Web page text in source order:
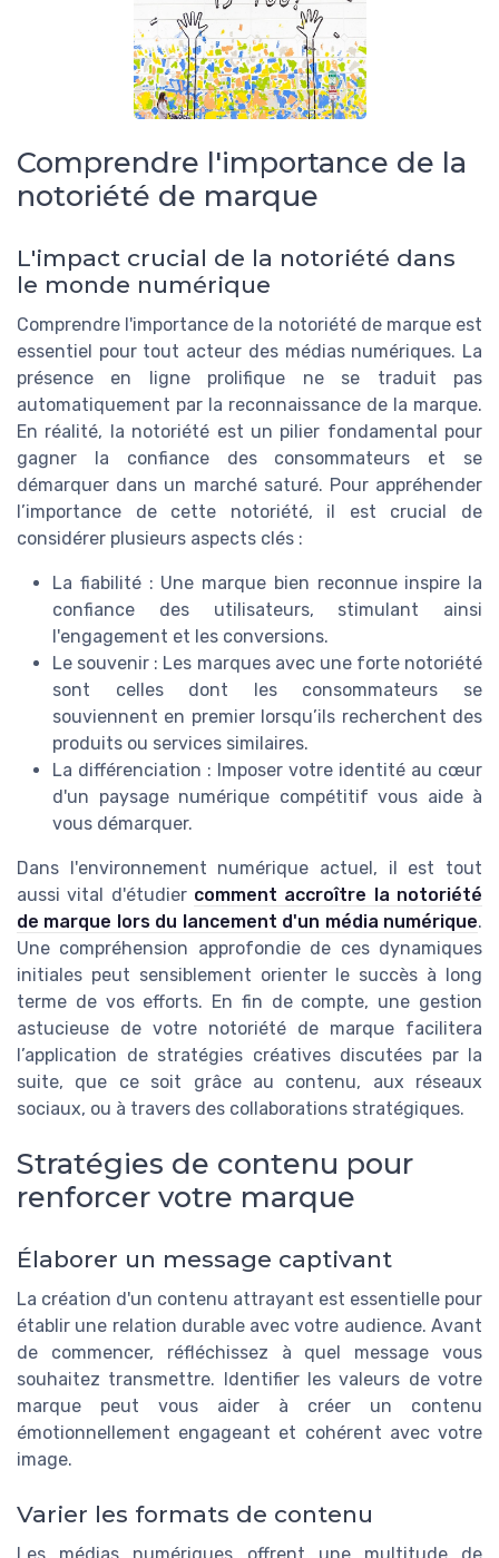
Comprendre l'importance de la
notoriété de marque
L'impact crucial de la notoriété dans
le monde numérique
Comprendre l'importance de la notoriété de marque est
essentiel pour tout acteur des médias numériques. La
présence en ligne prolifique ne se traduit pas
automatiquement par la reconnaissance de la marque.
En réalité, la notoriété est un pilier fondamental pour
gagner la confiance des consommateurs et se
démarquer dans un marché saturé. Pour appréhender
l’importance de cette notoriété, il est crucial de
considérer plusieurs aspects clés :
La fiabilité : Une marque bien reconnue inspire la
confiance des utilisateurs, stimulant ainsi
l'engagement et les conversions.
Le souvenir : Les marques avec une forte notoriété
sont celles dont les consommateurs se
souviennent en premier lorsqu’ils recherchent des
produits ou services similaires.
La différenciation : Imposer votre identité au cœur
d'un paysage numérique compétitif vous aide à
vous démarquer.
Dans l'environnement numérique actuel, il est tout
aussi vital d'étudier comment accroître la notoriété
de marque lors du lancement d'un média numérique.
Une compréhension approfondie de ces dynamiques
initiales peut sensiblement orienter le succès à long
terme de vos efforts. En fin de compte, une gestion
astucieuse de votre notoriété de marque facilitera
l’application de stratégies créatives discutées par la
suite, que ce soit grâce au contenu, aux réseaux
sociaux, ou à travers des collaborations stratégiques.
Stratégies de contenu pour
renforcer votre marque
Élaborer un message captivant
La création d'un contenu attrayant est essentielle pour
établir une relation durable avec votre audience. Avant
de commencer, réfléchissez à quel message vous
souhaitez transmettre. Identifier les valeurs de votre
marque peut vous aider à créer un contenu
émotionnellement engageant et cohérent avec votre
image.
Varier les formats de contenu